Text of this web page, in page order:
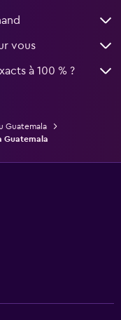
vous
à 100 % ?
Guatemala
Guatemala